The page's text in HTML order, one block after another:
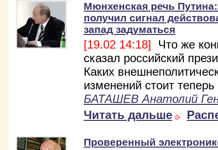
Мюнхенская речь
получил сигнал
запад задуматься
[19.02 14:18] Что же
сказал российский
Каких
изменений стоит
БАТАШЕВ Анатолий
Читать дальше
Проверенный